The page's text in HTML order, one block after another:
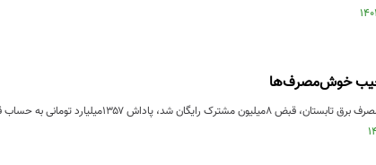
۱۳۵۷میلیارد تومانی به حساب قبوض مشترکان ...